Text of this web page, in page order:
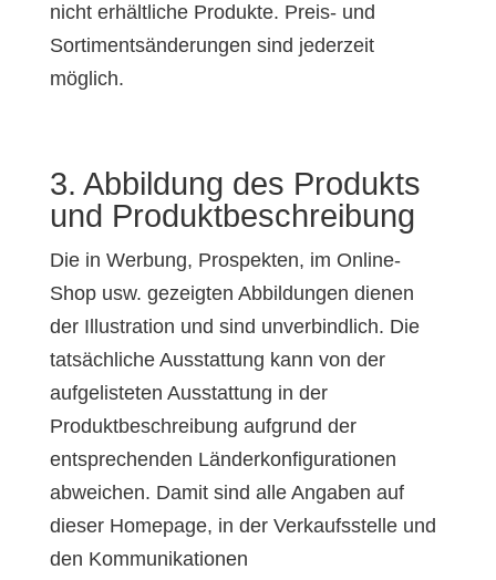
nicht erhältliche Produkte. Preis- und
Sortimentsänderungen sind jederzeit
möglich.
3. Abbildung des Produkts
und Produktbeschreibung
Die in Werbung, Prospekten, im Online-
Shop usw. gezeigten Abbildungen dienen
der Illustration und sind unverbindlich. Die
tatsächliche Ausstattung kann von der
aufgelisteten Ausstattung in der
Produktbeschreibung aufgrund der
entsprechenden Länderkonfigurationen
abweichen. Damit sind alle Angaben auf
dieser Homepage, in der Verkaufsstelle und
den Kommunikationen